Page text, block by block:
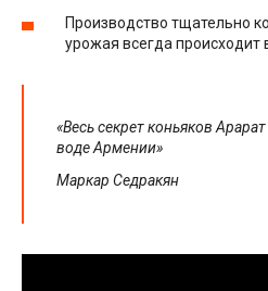
Производство тщательно
урожая всегда происходит
«Весь секрет коньяков
воде Армении»
Маркар Седракян